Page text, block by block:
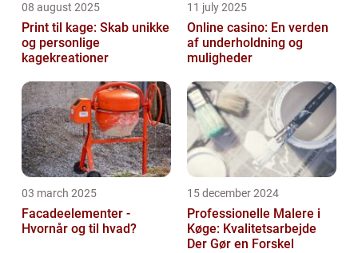
08 august 2025
Print til kage: Skab unikke
og personlige
kagekreationer
11 july 2025
Online casino: En verden
af underholdning og
muligheder
03 march 2025
Facadeelementer -
Hvornår og til hvad?
15 december 2024
Professionelle Malere i
Køge: Kvalitetsarbejde
Der Gør en Forskel